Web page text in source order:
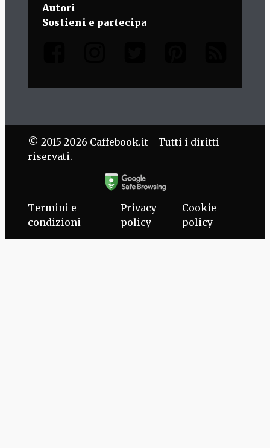
Autori
Sostieni e partecipa
© 2015-2026 Caffebook.it - Tutti i diritti
riservati.
Termini e
condizioni
Privacy
policy
Cookie
policy